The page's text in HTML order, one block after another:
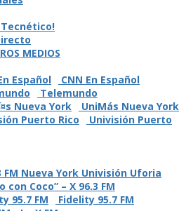
Tecnético!
MEDIOS
CNN En Español
Telemundo
UniMás Nueva York
Univisión Puerto
con Coco” – X 96.3 FM
Fidelity 95.7 FM